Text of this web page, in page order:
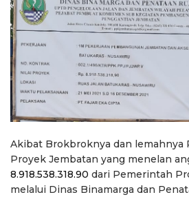
Akibat Brokbroknya dan lemahnya
Proyek Jembatan yang menelan
8.918.538.318.90 dari Pemerintah
melalui Dinas Binamarga dan